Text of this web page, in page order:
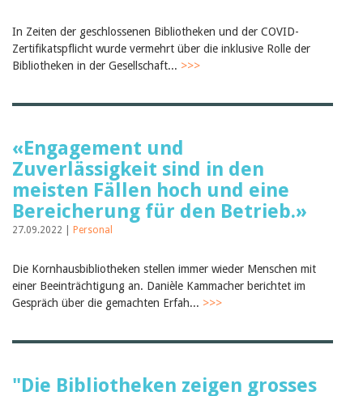
In Zeiten der geschlossenen Bibliotheken und der COVID-
Zertifikatspflicht wurde vermehrt über die inklusive Rolle der
Bibliotheken in der Gesellschaft... >>>
«Engagement und
Zuverlässigkeit sind in den
meisten Fällen hoch und eine
Bereicherung für den Betrieb.»
27.09.2022 | Personal
Die Kornhausbibliotheken stellen immer wieder Menschen mit
einer Beeinträchtigung an. Danièle Kammacher berichtet im
Gespräch über die gemachten Erfah... >>>
"Die Bibliotheken zeigen grosses